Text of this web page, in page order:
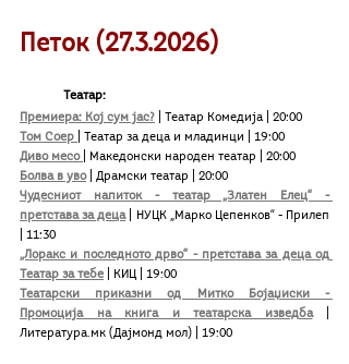
Петок (27.3.2026)
Театар:
Премиера: Кој сум јас?
| Театар Комедија | 20:00
Том Соер
| Театар за деца и младинци | 19:00
Диво месо
| Македонски народен театар | 20:00
Болва в уво | Драмски театар | 20:00
Чудесниот напиток - театар „Златен Елец“ -
претстава за деца
| НУЦК „Марко Цепенков“ - Прилеп
| 11:30
„Лоракс и последното дрво“ - претстава за деца од
Театар за тебе
| КИЦ | 19:00
Театарски приказни од Митко Бојаџиски -
Промоција на книга и театарска изведба |
Литература.мк (Дајмонд мол) | 19:00